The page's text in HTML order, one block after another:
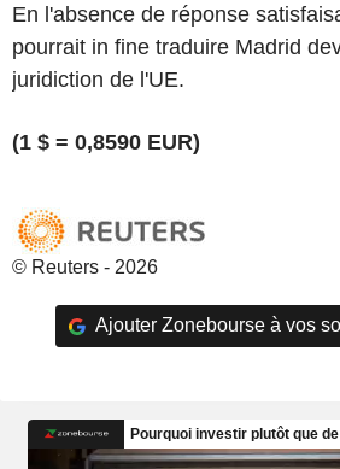
En l'absence de réponse
pourrait in fine traduire Madrid
juridiction de l'UE.
(1 $ = 0,8590 EUR)
© Reuters - 2026
Ajouter Zonebourse à vos